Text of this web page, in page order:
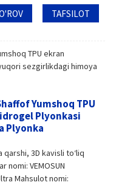
TAFSILOT
Yumshoq TPU
Plyonkasi
Plyonka
3D kavisli toʻliq
nomi: VEMOSUN
Mahsulot nomi: